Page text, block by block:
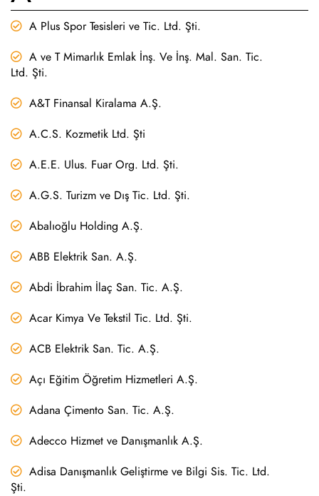
A Plus Spor Tesisleri ve Tic. Ltd. Şti.
A ve T Mimarlık Emlak İnş. Ve İnş. Mal. San. Tic.
Ltd. Şti.
A&T Finansal Kiralama A.Ş.
A.C.S. Kozmetik Ltd. Şti
A.E.E. Ulus. Fuar Org. Ltd. Şti.
A.G.S. Turizm ve Dış Tic. Ltd. Şti.
Abalıoğlu Holding A.Ş.
ABB Elektrik San. A.Ş.
Abdi İbrahim İlaç San. Tic. A.Ş.
Acar Kimya Ve Tekstil Tic. Ltd. Şti.
ACB Elektrik San. Tic. A.Ş.
Açı Eğitim Öğretim Hizmetleri A.Ş.
Adana Çimento San. Tic. A.Ş.
Adecco Hizmet ve Danışmanlık A.Ş.
Adisa Danışmanlık Geliştirme ve Bilgi Sis. Tic. Ltd.
Şti.